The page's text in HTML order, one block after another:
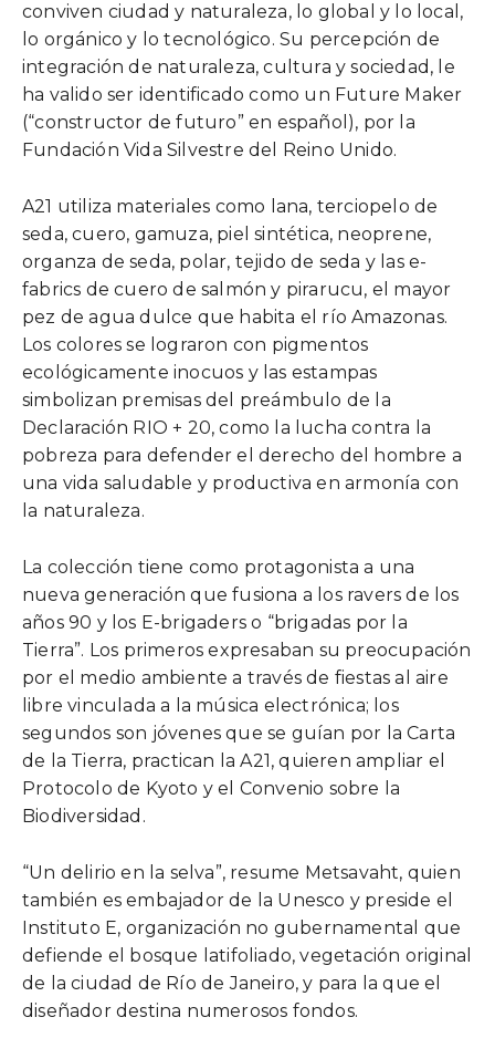
conviven ciudad y naturaleza, lo global y lo local,
lo orgánico y lo tecnológico. Su percepción de
integración de naturaleza, cultura y sociedad, le
ha valido ser identificado como un Future Maker
(“constructor de futuro” en español), por la
Fundación Vida Silvestre del Reino Unido.
A21 utiliza materiales como lana, terciopelo de
seda, cuero, gamuza, piel sintética, neoprene,
organza de seda, polar, tejido de seda y las e-
fabrics de cuero de salmón y pirarucu, el mayor
pez de agua dulce que habita el río Amazonas.
Los colores se lograron con pigmentos
ecológicamente inocuos y las estampas
simbolizan premisas del preámbulo de la
Declaración RIO + 20, como la lucha contra la
pobreza para defender el derecho del hombre a
una vida saludable y productiva en armonía con
la naturaleza.
La colección tiene como protagonista a una
nueva generación que fusiona a los ravers de los
años 90 y los E-brigaders o “brigadas por la
Tierra”. Los primeros expresaban su preocupación
por el medio ambiente a través de fiestas al aire
libre vinculada a la música electrónica; los
segundos son jóvenes que se guían por la Carta
de la Tierra, practican la A21, quieren ampliar el
Protocolo de Kyoto y el Convenio sobre la
Biodiversidad.
“Un delirio en la selva”, resume Metsavaht, quien
también es embajador de la Unesco y preside el
Instituto E, organización no gubernamental que
defiende el bosque latifoliado, vegetación original
de la ciudad de Río de Janeiro, y para la que el
diseñador destina numerosos fondos.